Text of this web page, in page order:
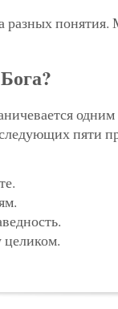
разных
пяти